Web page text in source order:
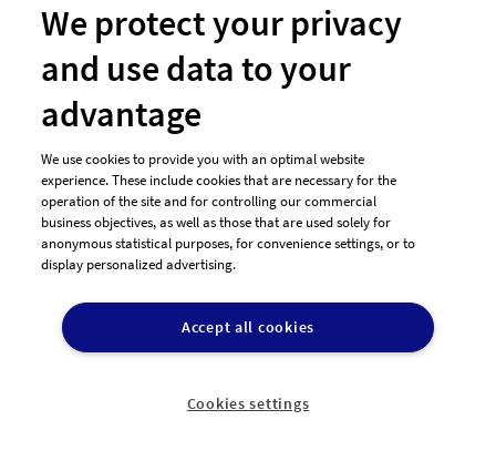
Hast Du noch Fragen?
Wir beraten Dich gerne telefonisch
+49 911-13136893
We protect your privacy
and use data to your
advantage
We use cookies to provide you with an optimal website
experience. These include cookies that are necessary for the
operation of the site and for controlling our commercial
business objectives, as well as those that are used solely for
anonymous statistical purposes, for convenience settings, or to
display personalized advertising.
Accept all cookies
Cookies settings